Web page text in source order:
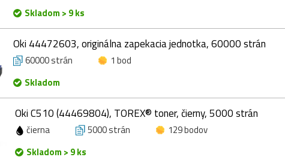
Skladom > 9 ks
Oki 44472603, originálna zapekacia jednotka, 60000 strán
60000 strán
1 bod
Skladom
Oki C510 (44469804), TOREX® toner, čierny, 5000 strán
čierna 5000 strán
129 bodov
Skladom > 9 ks